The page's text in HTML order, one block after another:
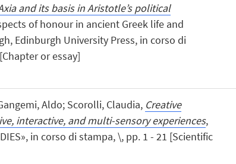
and its basis in Aristotle’s political
of honour in ancient Greek life and
Edinburgh University Press, in corso di
or essay]
Aldo; Scorolli, Claudia, Creative
interactive, and multi-sensory experiences,
in corso di stampa, \, pp. 1 - 21 [Scientific